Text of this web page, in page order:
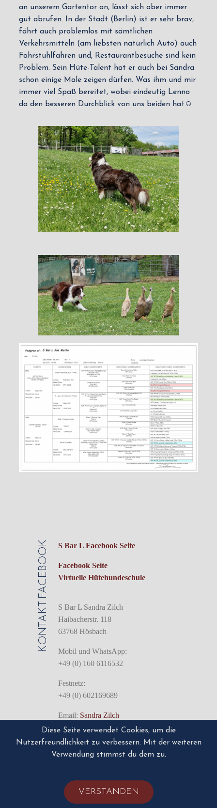
an unserem Gartentor an, lässt sich aber immer
gut abrufen. In der Stadt (Berlin) ist er sehr brav,
fährt auch problemlos mit sämtlichen
Verkehrsmitteln (am liebsten natürlich Auto) auch
Fahrstuhlfahren und, Restaurantbesuche sind kein
Problem. Sein Hüte-Talent hat er auch bei Sandra
schon einige Male zeigen dürfen. Was ihm und mir
immer viel Spaß bereitet, wobei eindeutig Lenno
da den besseren Durchblick von uns beiden hat☺
FACEBOOK S Bar L Facebook Seite
Facebook Seite
Virtuelle Hütehundeschule
KONTAKT
S Bar L Sandra Zilch
Haibacherstr. 118
63768 Hösbach
Mobil und WhatsApp:
+49 (0) 160 6116532
Festnetz:
+49 (0) 602169689
Email: Sandra Zilch
Impressum/Disclaimer
Diese Seite verwendet Cookies, um die
Nutzerfreundlichkeit zu verbessern. Mit der weiteren
Verwendung stimmst du dem zu.
VERSTANDEN